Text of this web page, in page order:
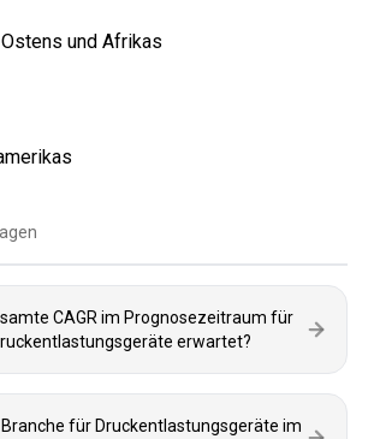
und Afrikas
CAGR im Prognosezeitraum für
erwartet?
für Druckentlastungsgeräte im